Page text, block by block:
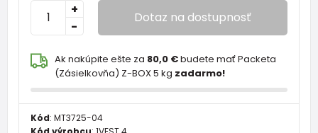
-
+ Dotaz na dostupnosť
Ak nakúpite ešte za 80,0 €budete mať Packeta
(Zásielkovňa) Z-BOX 5 kg zadarmo!
Kód: MT3725-04